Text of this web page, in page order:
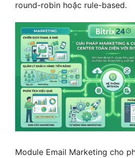
round-robin hoặc rule-based.
Module Email Marketing cho